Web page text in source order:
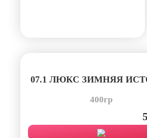
07.1 ЛЮКС ЗИМНЯЯ
400гр